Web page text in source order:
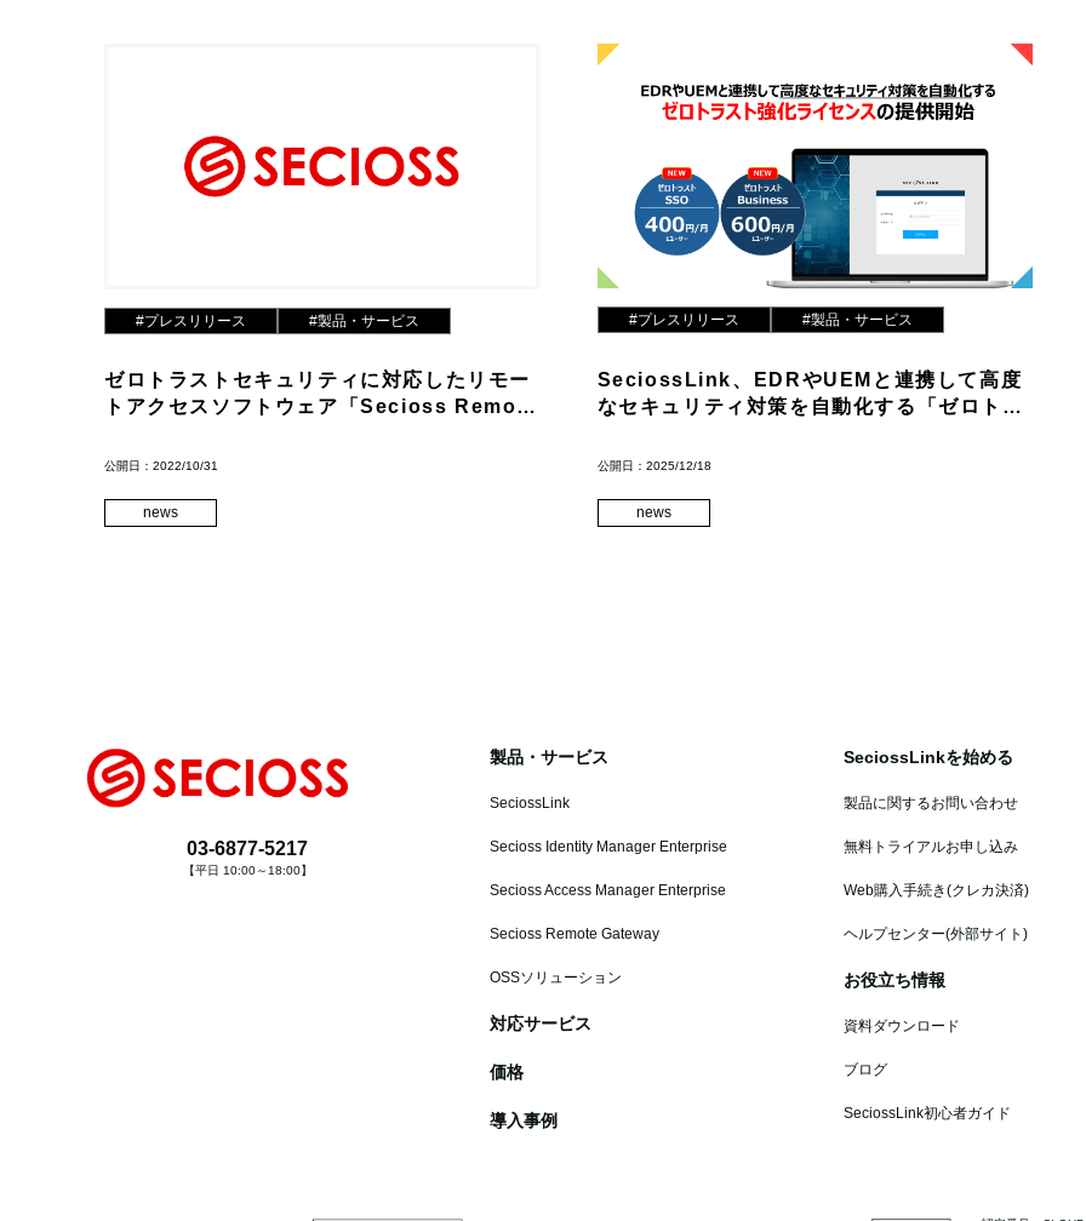
#プレスリリース #製品・サービス
ゼロトラストセキュリティに対応したリモー
トアクセスソフトウェア「Secioss Remote
公開日：2022/10/31
news
#プレスリリース #製品・サービス
SeciossLink、EDRやUEMと連携して高度
なセキュリティ対策を自動化する「ゼロトラ
公開日：2025/12/18
news
03-6877-5217
【平日 10:00～18:00】
製品・サービス
SeciossLink
Secioss Identity Manager Enterprise
Secioss Access Manager Enterprise
Secioss Remote Gateway
OSSソリューション
対応サービス
価格
導入事例
SeciossLinkを始める
製品に関するお問い合わせ
無料トライアルお申し込み
Web購入手続き(クレカ決済)
ヘルプセンター(外部サイト)
お役立ち情報
資料ダウンロード
ブログ
SeciossLink初心者ガイド